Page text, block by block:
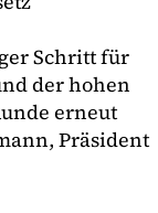
Schritt für
der hohen
erneut
Präsident